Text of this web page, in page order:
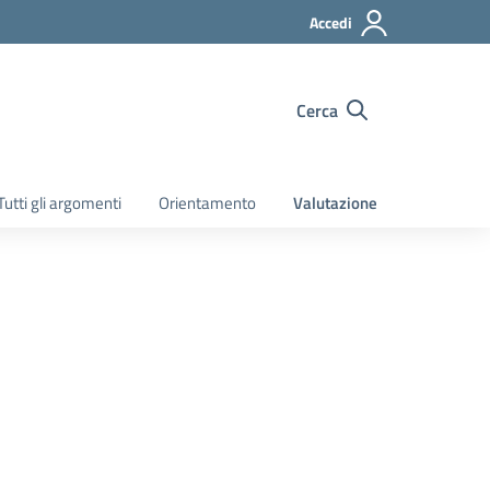
Accedi
Cerca
gli argomenti Orientamento Valutazione